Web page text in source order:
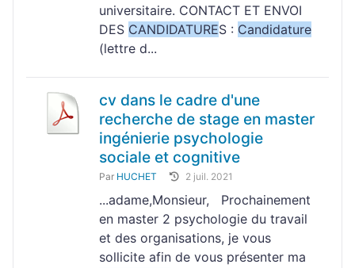
universitaire. CONTACT ET ENVOI
DES CANDIDATURES : Candidature
(lettre d...
cv dans le cadre d'une
recherche de stage en master
ingénierie psychologie
sociale et cognitive
Par HUCHET 2 juil. 2021
...adame,Monsieur, Prochainement
en master 2 psychologie du travail
et des organisations, je vous
sollicite afin de vous présenter ma